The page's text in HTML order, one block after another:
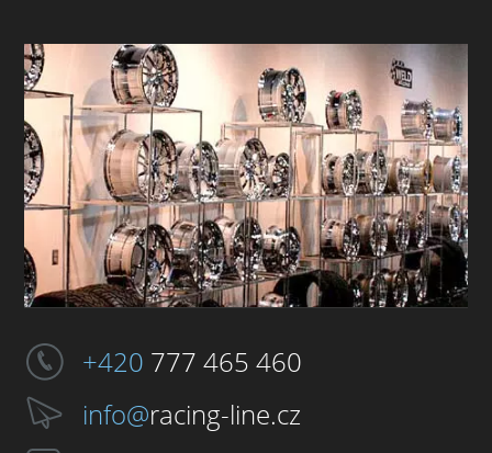
+420 777 465 460
info@racing-line.cz